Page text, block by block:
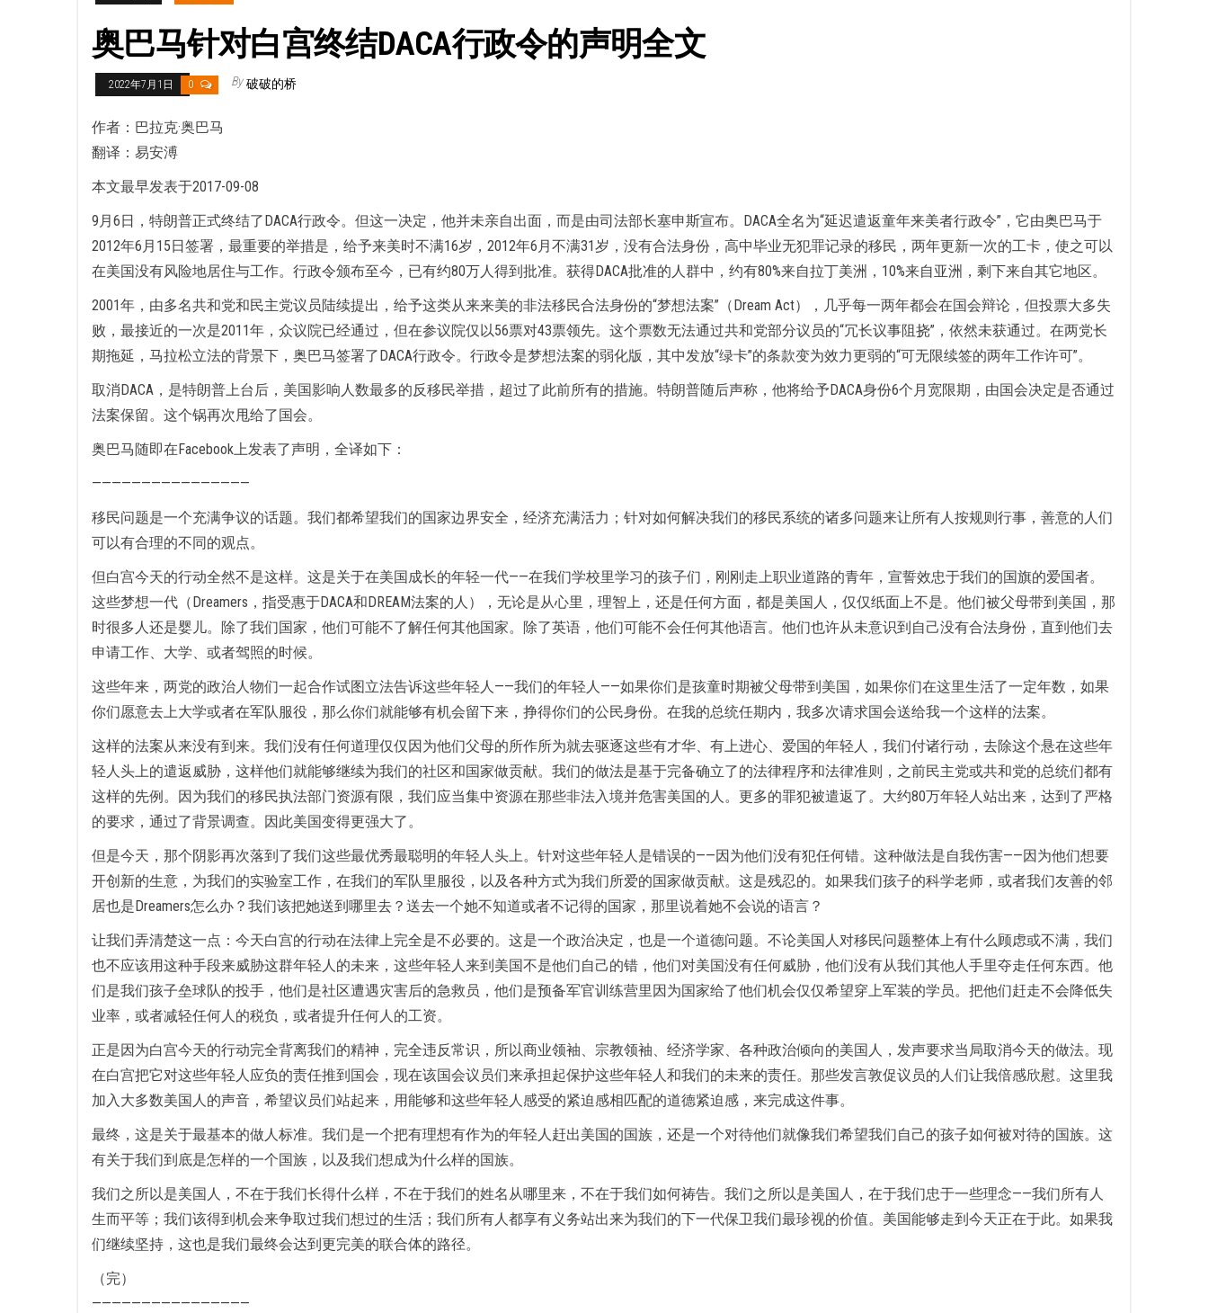
奥巴马针对白宫终结DACA行政令的声明全文
2022年7月1日 0 By 破破的桥
作者：巴拉克·奥巴马
翻译：易安溥
本文最早发表于2017-09-08
9月6日，特朗普正式终结了DACA行政令。但这一决定，他并未亲自出面，而是由司法部长塞申斯宣布。DACA全名为“延迟遣返童年来美者行政令”，它由奥巴马于
2012年6月15日签署，最重要的举措是，给予来美时不满16岁，2012年6月不满31岁，没有合法身份，高中毕业无犯罪记录的移民，两年更新一次的工卡，使之可以
在美国没有风险地居住与工作。行政令颁布至今，已有约80万人得到批准。获得DACA批准的人群中，约有80%来自拉丁美洲，10%来自亚洲，剩下来自其它地区。
2001年，由多名共和党和民主党议员陆续提出，给予这类从来来美的非法移民合法身份的“梦想法案”（Dream Act），几乎每一两年都会在国会辩论，但投票大多失
败，最接近的一次是2011年，众议院已经通过，但在参议院仅以56票对43票领先。这个票数无法通过共和党部分议员的“冗长议事阻挠”，依然未获通过。在两党长
期拖延，马拉松立法的背景下，奥巴马签署了DACA行政令。行政令是梦想法案的弱化版，其中发放“绿卡”的条款变为效力更弱的“可无限续签的两年工作许可”。
取消DACA，是特朗普上台后，美国影响人数最多的反移民举措，超过了此前所有的措施。特朗普随后声称，他将给予DACA身份6个月宽限期，由国会决定是否通过
法案保留。这个锅再次甩给了国会。
奥巴马随即在Facebook上发表了声明，全译如下：
————————————————
移民问题是一个充满争议的话题。我们都希望我们的国家边界安全，经济充满活力；针对如何解决我们的移民系统的诸多问题来让所有人按规则行事，善意的人们
可以有合理的不同的观点。
但白宫今天的行动全然不是这样。这是关于在美国成长的年轻一代——在我们学校里学习的孩子们，刚刚走上职业道路的青年，宣誓效忠于我们的国旗的爱国者。
这些梦想一代（Dreamers，指受惠于DACA和DREAM法案的人），无论是从心里，理智上，还是任何方面，都是美国人，仅仅纸面上不是。他们被父母带到美国，那
时很多人还是婴儿。除了我们国家，他们可能不了解任何其他国家。除了英语，他们可能不会任何其他语言。他们也许从未意识到自己没有合法身份，直到他们去
申请工作、大学、或者驾照的时候。
这些年来，两党的政治人物们一起合作试图立法告诉这些年轻人——我们的年轻人——如果你们是孩童时期被父母带到美国，如果你们在这里生活了一定年数，如果
你们愿意去上大学或者在军队服役，那么你们就能够有机会留下来，挣得你们的公民身份。在我的总统任期内，我多次请求国会送给我一个这样的法案。
这样的法案从来没有到来。我们没有任何道理仅仅因为他们父母的所作所为就去驱逐这些有才华、有上进心、爱国的年轻人，我们付诸行动，去除这个悬在这些年
轻人头上的遣返威胁，这样他们就能够继续为我们的社区和国家做贡献。我们的做法是基于完备确立了的法律程序和法律准则，之前民主党或共和党的总统们都有
这样的先例。因为我们的移民执法部门资源有限，我们应当集中资源在那些非法入境并危害美国的人。更多的罪犯被遣返了。大约80万年轻人站出来，达到了严格
的要求，通过了背景调查。因此美国变得更强大了。
但是今天，那个阴影再次落到了我们这些最优秀最聪明的年轻人头上。针对这些年轻人是错误的——因为他们没有犯任何错。这种做法是自我伤害——因为他们想要
开创新的生意，为我们的实验室工作，在我们的军队里服役，以及各种方式为我们所爱的国家做贡献。这是残忍的。如果我们孩子的科学老师，或者我们友善的邻
居也是Dreamers怎么办？我们该把她送到哪里去？送去一个她不知道或者不记得的国家，那里说着她不会说的语言？
让我们弄清楚这一点：今天白宫的行动在法律上完全是不必要的。这是一个政治决定，也是一个道德问题。不论美国人对移民问题整体上有什么顾虑或不满，我们
也不应该用这种手段来威胁这群年轻人的未来，这些年轻人来到美国不是他们自己的错，他们对美国没有任何威胁，他们没有从我们其他人手里夺走任何东西。他
们是我们孩子垒球队的投手，他们是社区遭遇灾害后的急救员，他们是预备军官训练营里因为国家给了他们机会仅仅希望穿上军装的学员。把他们赶走不会降低失
业率，或者减轻任何人的税负，或者提升任何人的工资。
正是因为白宫今天的行动完全背离我们的精神，完全违反常识，所以商业领袖、宗教领袖、经济学家、各种政治倾向的美国人，发声要求当局取消今天的做法。现
在白宫把它对这些年轻人应负的责任推到国会，现在该国会议员们来承担起保护这些年轻人和我们的未来的责任。那些发言敦促议员的人们让我倍感欣慰。这里我
加入大多数美国人的声音，希望议员们站起来，用能够和这些年轻人感受的紧迫感相匹配的道德紧迫感，来完成这件事。
最终，这是关于最基本的做人标准。我们是一个把有理想有作为的年轻人赶出美国的国族，还是一个对待他们就像我们希望我们自己的孩子如何被对待的国族。这
有关于我们到底是怎样的一个国族，以及我们想成为什么样的国族。
我们之所以是美国人，不在于我们长得什么样，不在于我们的姓名从哪里来，不在于我们如何祷告。我们之所以是美国人，在于我们忠于一些理念——我们所有人
生而平等；我们该得到机会来争取过我们想过的生活；我们所有人都享有义务站出来为我们的下一代保卫我们最珍视的价值。美国能够走到今天正在于此。如果我
们继续坚持，这也是我们最终会达到更完美的联合体的路径。
（完）
————————————————